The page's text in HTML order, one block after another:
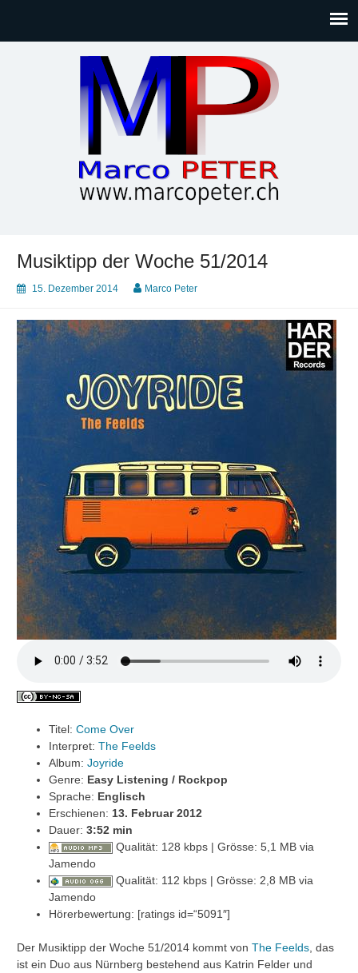
Musiktipp der Woche 51/2014
15. Dezember 2014 Marco Peter
Titel: Come Over
Interpret: The Feelds
Album: Joyride
Genre: Easy Listening / Rockpop
Sprache: Englisch
Erschienen: 13. Februar 2012
Dauer: 3:52 min
Qualität: 128 kbps | Grösse: 5,1 MB via
Jamendo
Qualität: 112 kbps | Grösse: 2,8 MB via
Jamendo
Hörerbewertung: [ratings id=“5091″]
Der Musiktipp der Woche 51/2014 kommt von The Feelds , das
ist ein Duo aus Nürnberg bestehend aus Katrin Felder und